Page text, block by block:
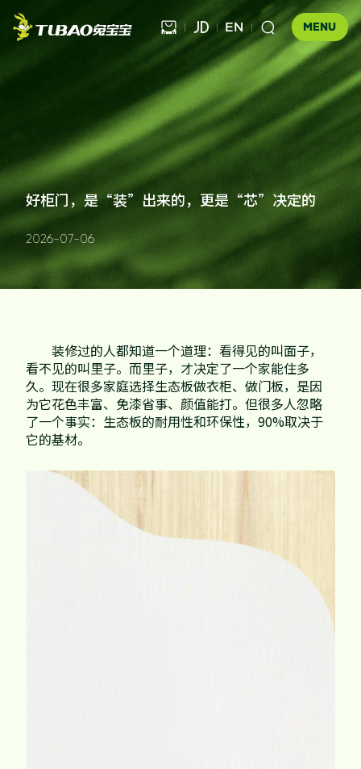
MENU
  EN 
健康饰材
板材
科技木
胶粘材料
工装产品
健康家居 
全屋定制
UNICO
地板
家配
公司介绍
企业文化
发展历程
联系我们
门店查询
合作伙伴查询
售后服务
违规投诉
资讯中心
品牌视频
大客户合作
人事招聘
基本信息
好柜门，是“装”出来的，更是“芯”决定的
2026-07-06
装修过的人都知道一个道理：看得见的叫面子，
看不见的叫里子。而里子，才决定了一个家能住多
久。现在很多家庭选择生态板做衣柜、做门板，是因
为它花色丰富、免漆省事、颜值能打。但很多人忽略
了一个事实：生态板的耐用性和环保性，90%取决于
它的基材。